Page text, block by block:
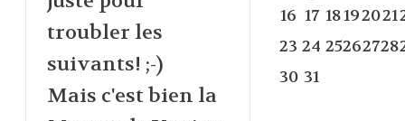
troubler les
suivants! ;-)
Mais c'est bien la
16 17 18192021
23 24 25262728
30 31